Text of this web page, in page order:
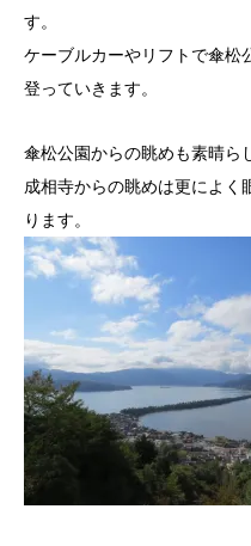
す。
ケーブルカーやリフトで傘松
登っていきます。
傘松公園からの眺めも素晴ら
成相寺からの眺めは更によく
ります。